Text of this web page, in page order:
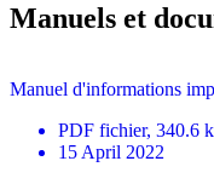
Manuels et
Manuel d'informations
PDF fichier, 340.6
15 April 2022